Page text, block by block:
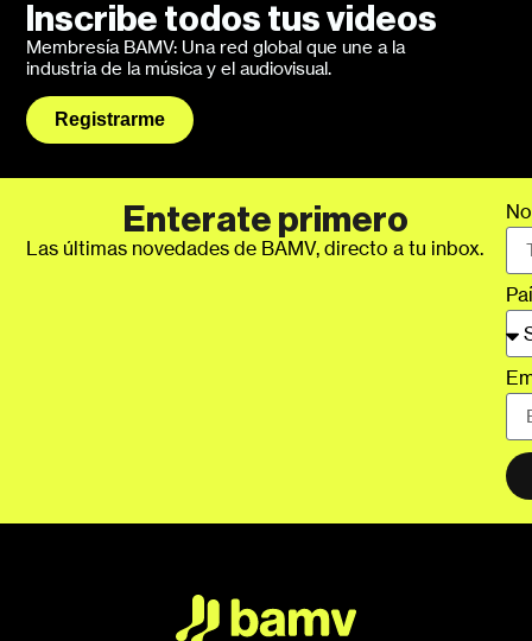
Inscribe todos tus videos
Membresía BAMV: Una red global que une a la
industria de la música y el audiovisual.
Registrarme
Enterate primero
Las últimas novedades de BAMV, directo a tu inbox.